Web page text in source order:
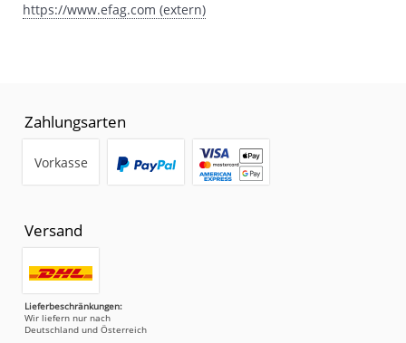
https://www.efag.com (extern)
Zahlungsarten
Vorkasse
Versand
Lieferbeschränkungen:
Wir liefern nur nach
Deutschland und Österreich